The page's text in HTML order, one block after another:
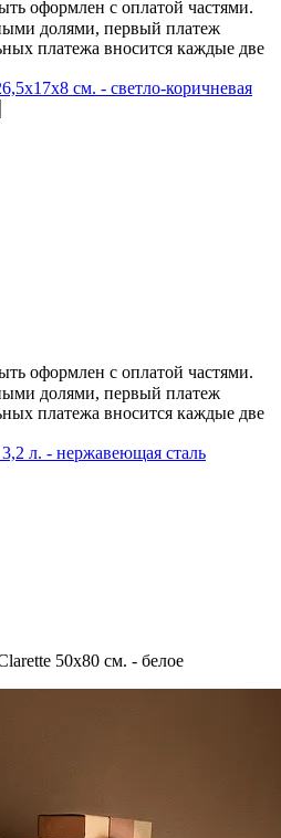
оформлен с оплатой частями.
долями, первый платеж
платежа вносится каждые две
см. - светло-коричневая
оформлен с оплатой частями.
долями, первый платеж
платежа вносится каждые две
л. - нержавеющая сталь
50x80 см. - белое